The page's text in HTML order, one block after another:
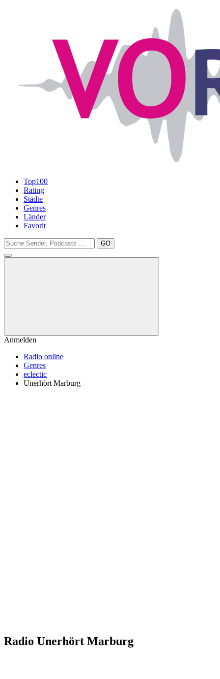
Top100
Rating
Städte
Genres
Länder
Favorit
GO
Anmelden
Radio online
Genres
eclectic
Unerhört Marburg
Radio Unerhört Marburg